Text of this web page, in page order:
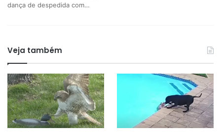
dança de despedida com…
Veja também